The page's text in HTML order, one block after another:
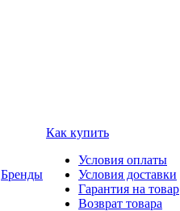
Бренды
Как купить
Условия оплаты
Условия доставки
Гарантия на товар
Возврат товара